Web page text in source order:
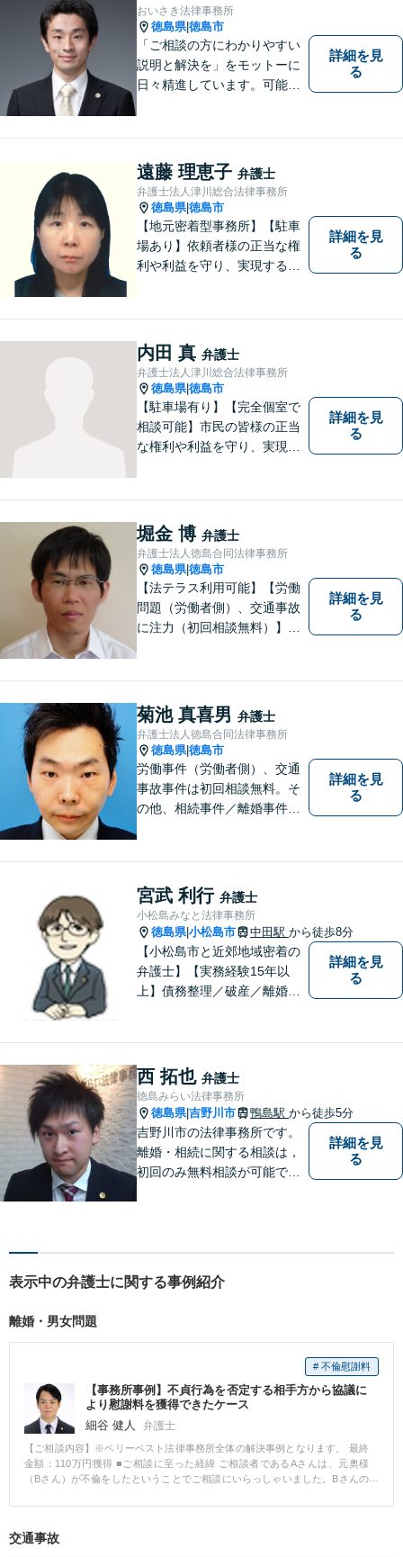
に最後までフォローします！
おいさき法律事務所
徳島県|徳島市
「ご相談の方にわかりやすい
説明と解決を」をモットーに
日々精進しています。可能な
不安な思いを抱えられている
詳細を見
る
遠藤 理恵子 弁護士
弁護士法人津川総合法律事務所
徳島県|徳島市
【地元密着型事務所】【駐車
場あり】依頼者様の正当な権
利や利益を守り、実現するた
を払い、丁寧に対処してまい
ります。個人・法人問わずあ
らゆる問題に対応可能！
詳細を見
る
内田 真 弁護士
弁護士法人津川総合法律事務所
徳島県|徳島市
【駐車場有り】【完全個室で
相談可能】市民の皆様の正当
な権利や利益を守り、実現す
寧に対応してまいります。ご
相談者様のお話をじっくり聴
き、最適な解決方法をご提案
いたします。
詳細を見
る
堀金 博 弁護士
弁護士法人徳島合同法律事務所
徳島県|徳島市
【法テラス利用可能】【労働
問題（労働者側）、交通事故
に注力（初回相談無料）】市
貸借/消費者問題/離婚/相続/債
務整理など）を中心に、社会
的事件にも対応いたします。
お気軽にご相談ください。
詳細を見
る
菊池 真喜男 弁護士
弁護士法人徳島合同法律事務所
徳島県|徳島市
労働事件（労働者側）、交通
事故事件は初回相談無料。そ
の他、相続事件／離婚事件／
室対応でプライバシーが守ら
れます。【無料駐車場】
詳細を見
る
宮武 利行 弁護士
小松島みなと法律事務所
徳島県|小松島市 中田駅 から徒歩8分
【小松島市と近郊地域密着の
弁護士】【実務経験15年以
上】債務整理／破産／離婚／
幅広くご相談を受付中。実務
経験15年以上の弁護士が誠
実、丁寧に対応致します。
【無料相談あり】
詳細を見
る
西 拓也 弁護士
徳島みらい法律事務所
徳島県|吉野川市 鴨島駅 から徒歩5分
吉野川市の法律事務所です。
離婚・相続に関する相談は，
初回のみ無料相談が可能です
詳細を見
る
表示中の弁護士に関する事例紹介
離婚・男女問題
# 不倫慰謝料
【事務所事例】不貞行為を否定する相手方から協議に
より慰謝料を獲得できたケース
細谷 健人
弁護士
【ご相談内容】※ベリーベスト法律事務所全体の解決事例となります。 最終
金額：110万円獲得 ■ご相談に至った経緯 ご相談者であるAさんは、元奥様
（Bさん）が不倫をしたということでご相談にいらっしゃいました。Bさんの
料を請求しようと、弊所にご相談にいらっしゃいました。 ■ご相談内容 Aさん
したいとの意向でした。Aさんが保有している証拠は、BさんがCさんとの不
交通事故